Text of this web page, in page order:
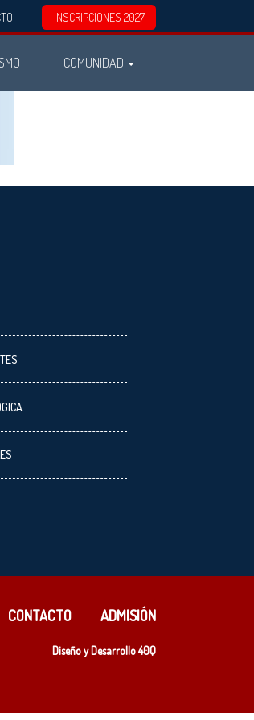
INSCRIPCIONES 2027
COMUNIDAD
CONTACTO ADMISIÓN
Diseño y Desarrollo40Q